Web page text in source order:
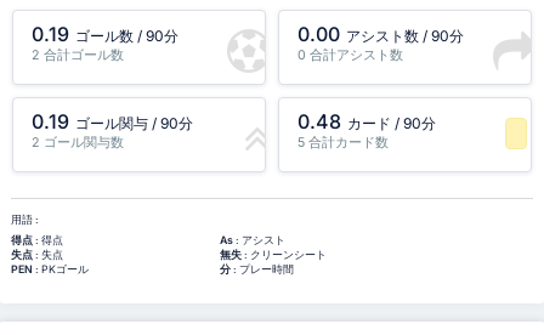
0.19 ゴール数 / 90分
2 合計ゴール数
0.00 アシスト数 / 90分
0 合計アシスト数
0.19 ゴール関与 / 90分
2 ゴール関与数
0.48 カード / 90分
5 合計カード数
用語 :
得点: 得点 As: アシスト
失点: 失点 無失: クリーンシート
PEN : PKゴール 分: プレー時間